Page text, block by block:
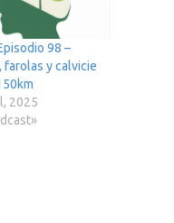
98 –
farolas y calvicie
2025